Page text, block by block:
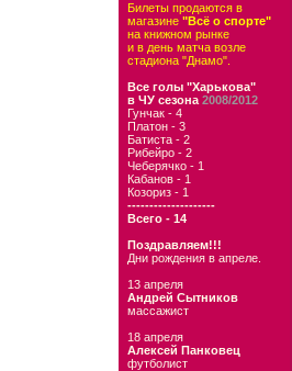
Билеты продаются в
магазине "Всё о спорте"
на книжном рынке
и в день матча возле
стадиона "Днамо".
Все голы "Харькова"
в ЧУ сезона 2008/2012
Гунчак - 4
Платон - 3
Батиста - 2
Рибейро - 2
Чеберячко - 1
Кабанов - 1
Козориз - 1
--------------------
Всего - 14
Поздравляем!!!
Дни рождения в апреле.
13 апреля
Андрей Сытников
массажист
18 апреля
Алексей Панковец
футболист